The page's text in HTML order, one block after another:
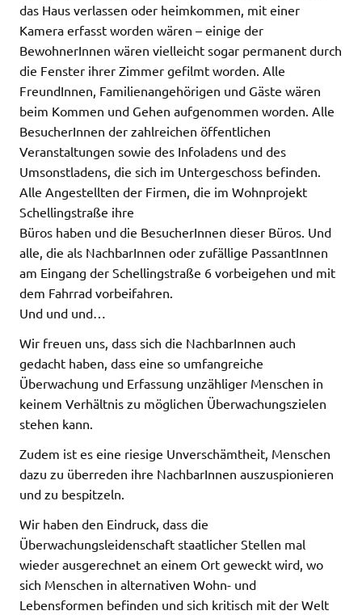
das Haus verlassen oder heimkommen, mit einer
Kamera erfasst worden wären – einige der
BewohnerInnen wären vielleicht sogar permanent durch
die Fenster ihrer Zimmer gefilmt worden. Alle
FreundInnen, Familienangehörigen und Gäste wären
beim Kommen und Gehen aufgenommen worden. Alle
BesucherInnen der zahlreichen öffentlichen
Veranstaltungen sowie des Infoladens und des
Umsonstladens, die sich im Untergeschoss befinden.
Alle Angestellten der Firmen, die im Wohnprojekt
Schellingstraße ihre
Büros haben und die BesucherInnen dieser Büros. Und
alle, die als NachbarInnen oder zufällige PassantInnen
am Eingang der Schellingstraße 6 vorbeigehen und mit
dem Fahrrad vorbeifahren.
Und und und…
Wir freuen uns, dass sich die NachbarInnen auch
gedacht haben, dass eine so umfangreiche
Überwachung und Erfassung unzähliger Menschen in
keinem Verhältnis zu möglichen Überwachungszielen
stehen kann.
Zudem ist es eine riesige Unverschämtheit, Menschen
dazu zu überreden ihre NachbarInnen auszuspionieren
und zu bespitzeln.
Wir haben den Eindruck, dass die
Überwachungsleidenschaft staatlicher Stellen mal
wieder ausgerechnet an einem Ort geweckt wird, wo
sich Menschen in alternativen Wohn- und
Lebensformen befinden und sich kritisch mit der Welt